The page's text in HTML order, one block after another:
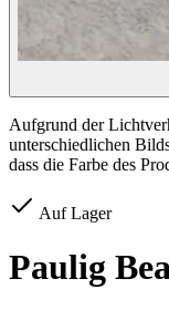
Aufgrund der
unterschiedlichen
dass die Farbe des
Auf Lager
Paulig